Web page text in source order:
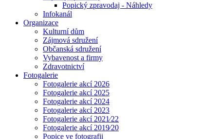
Popický zpravodaj - Náhledy
Infokanál
Organizace
Kulturní dům
Zájmová sdružení
Občanská sdružení
Vybavenost a firmy
Zdravotnictví
Fotogalerie
Fotogalerie akcí 2026
Fotogalerie akcí 2025
Fotogalerie akcí 2024
Fotogalerie akcí 2023
Fotogalerie akcí 2021⁄22
Fotogalerie akcí 2019⁄20
Popice ve fotografii